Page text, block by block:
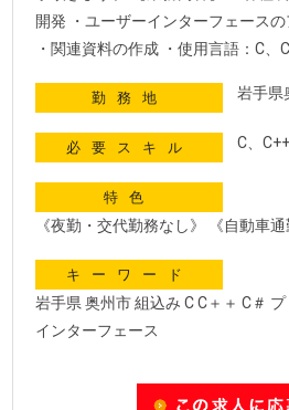
開発 ・ユーザーインターフェース
・関連資料の作成 ・使用言語：C、
勤務地 岩手県
必要スキル C、
特色
《夜勤・交代勤務なし》 《自動車通
キーワード
岩手県 奥州市 組込み C C＋＋ C＃
インターフェース